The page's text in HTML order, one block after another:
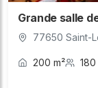
Grande salle
77650 Saint-
200 m²